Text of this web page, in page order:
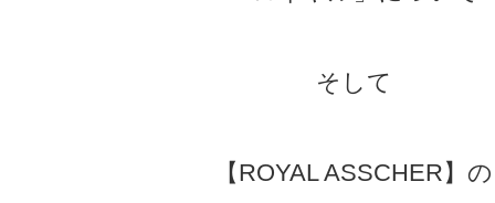
そして
【ROYAL ASSCHER】の